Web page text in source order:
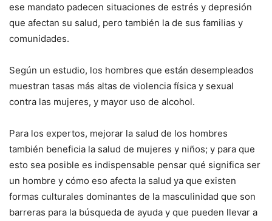
ese mandato padecen situaciones de estrés y depresión
que afectan su salud, pero también la de sus familias y
comunidades.
Según un estudio, los hombres que están desempleados
muestran tasas más altas de violencia física y sexual
contra las mujeres, y mayor uso de alcohol.
Para los expertos, mejorar la salud de los hombres
también beneficia la salud de mujeres y niños; y para que
esto sea posible es indispensable pensar qué significa ser
un hombre y cómo eso afecta la salud ya que existen
formas culturales dominantes de la masculinidad que son
barreras para la búsqueda de ayuda y que pueden llevar a